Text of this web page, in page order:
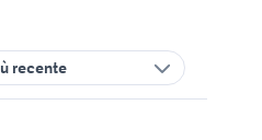
recente